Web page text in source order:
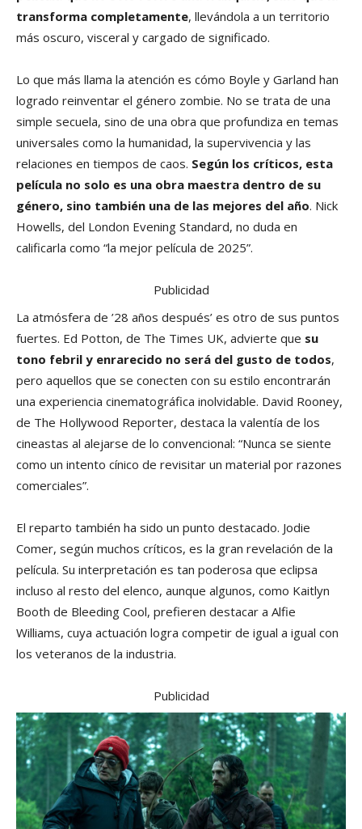
transforma completamente, llevándola a un territorio
más oscuro, visceral y cargado de significado.
Lo que más llama la atención es cómo Boyle y Garland han
logrado reinventar el género zombie. No se trata de una
simple secuela, sino de una obra que profundiza en temas
universales como la humanidad, la supervivencia y las
relaciones en tiempos de caos. Según los críticos, esta
película no solo es una obra maestra dentro de su
género, sino también una de las mejores del año. Nick
Howells, del London Evening Standard, no duda en
calificarla como “la mejor película de 2025”.
Publicidad
La atmósfera de ’28 años después’ es otro de sus puntos
fuertes. Ed Potton, de The Times UK, advierte que su
tono febril y enrarecido no será del gusto de todos,
pero aquellos que se conecten con su estilo encontrarán
una experiencia cinematográfica inolvidable. David Rooney,
de The Hollywood Reporter, destaca la valentía de los
cineastas al alejarse de lo convencional: “Nunca se siente
como un intento cínico de revisitar un material por razones
comerciales”.
El reparto también ha sido un punto destacado. Jodie
Comer, según muchos críticos, es la gran revelación de la
película. Su interpretación es tan poderosa que eclipsa
incluso al resto del elenco, aunque algunos, como Kaitlyn
Booth de Bleeding Cool, prefieren destacar a Alfie
Williams, cuya actuación logra competir de igual a igual con
los veteranos de la industria.
Publicidad